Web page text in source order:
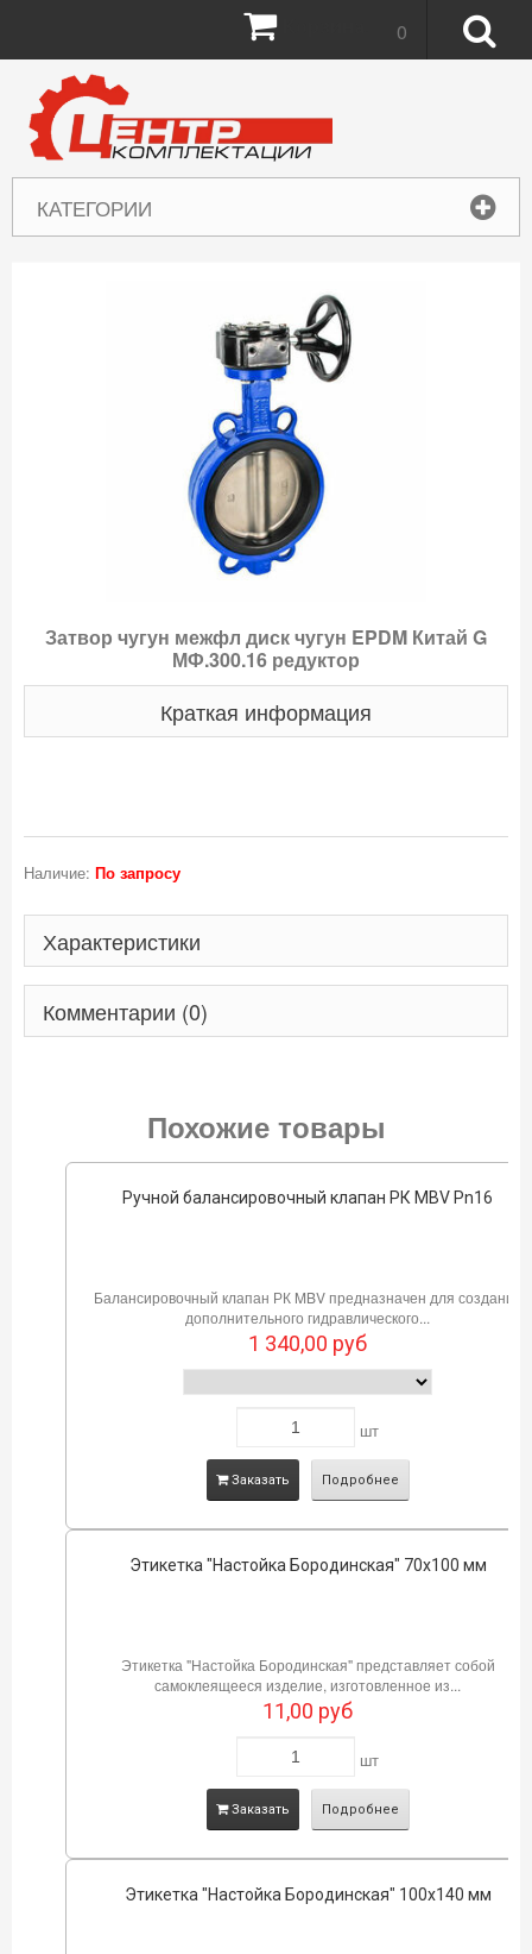
КАТЕГОРИИ
0
Затвор чугун межфл диск чугун EPDM Китай G
МФ.300.16 редуктор
Краткая информация
Наличие: По запросу
Характеристики
Комментарии (0)
Похожие товары
Ручной балансировочный клапан РК MBV Pn16
Балансировочный клапан РК MBV предназначен для создания
дополнительного гидравлического...
1 340,00 руб
шт
Заказать Подробнее
Этикетка "Настойка Бородинская" 70х100 мм
Этикетка "Настойка Бородинская" представляет собой
самоклеящееся изделие, изготовленное из...
11,00 руб
шт
Заказать Подробнее
Этикетка "Настойка Бородинская" 100х140 мм